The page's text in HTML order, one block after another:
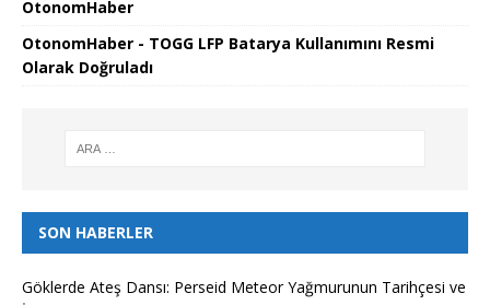
OtonomHaber
OtonomHaber - TOGG LFP Batarya Kullanımını Resmi
Olarak Doğruladı
SON HABERLER
Göklerde Ateş Dansı: Perseid Meteor Yağmurunun Tarihçesi ve